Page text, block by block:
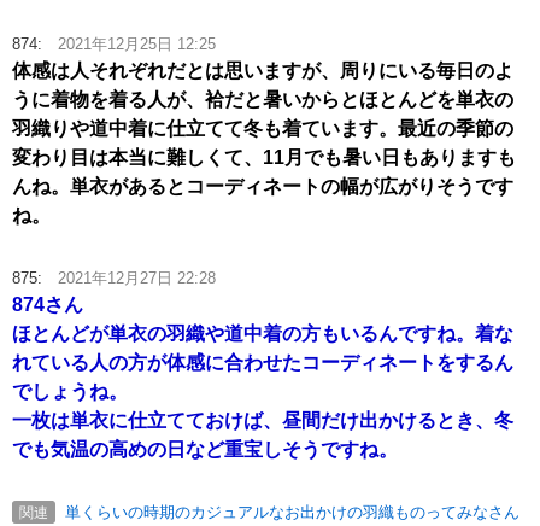
874: 2021年12月25日 12:25
体感は人それぞれだとは思いますが、周りにいる毎日のよ
うに着物を着る人が、袷だと暑いからとほとんどを単衣の
羽織りや道中着に仕立てて冬も着ています。最近の季節の
変わり目は本当に難しくて、11月でも暑い日もありますも
んね。単衣があるとコーディネートの幅が広がりそうです
ね。
875: 2021年12月27日 22:28
874さん
ほとんどが単衣の羽織や道中着の方もいるんですね。着な
れている人の方が体感に合わせたコーディネートをするん
でしょうね。
一枚は単衣に仕立てておけば、昼間だけ出かけるとき、冬
でも気温の高めの日など重宝しそうですね。
関連
単くらいの時期のカジュアルなお出かけの羽織ものってみなさん